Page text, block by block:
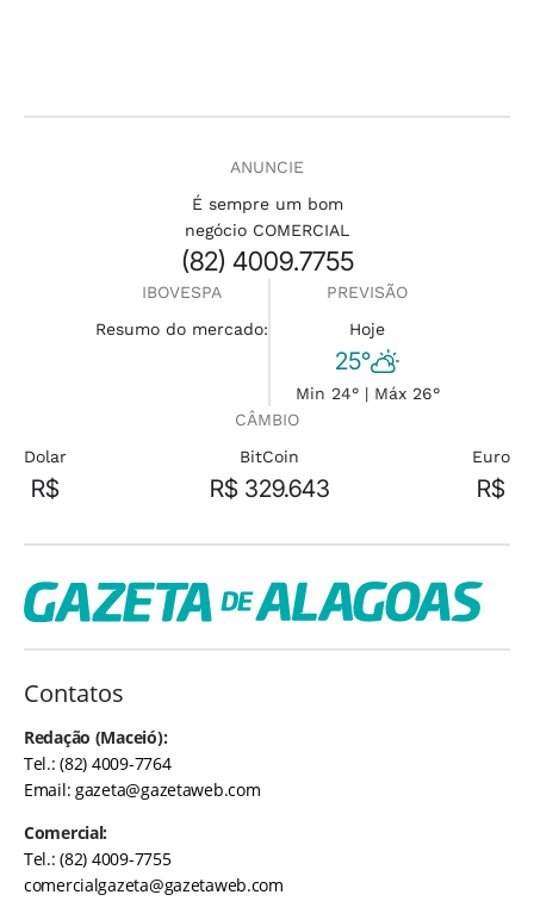
ANUNCIE
É sempre um bom
negócio COMERCIAL
(82) 4009.7755
IBOVESPA
Resumo do mercado:
PREVISÃO
Hoje
25°
Min 24° | Máx 26°
CÂMBIO
Dolar
R$
BitCoin
R$ 329.643
Euro
R$
Contatos
Redação (Maceió):
Tel.: (82) 4009-7764
Email:gazeta@gazetaweb.com
Comercial:
Tel.: (82) 4009-7755
comercialgazeta@gazetaweb.com